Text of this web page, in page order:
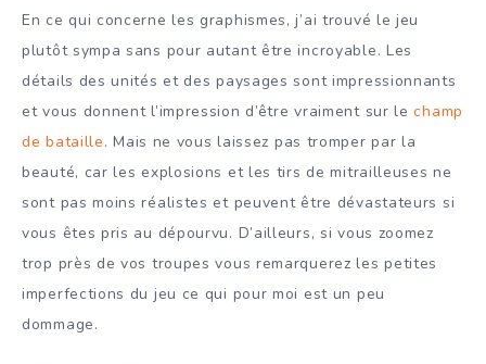
En ce qui concerne les graphismes, j’ai trouvé le jeu
plutôt sympa sans pour autant être incroyable. Les
détails des unités et des paysages sont impressionnants
et vous donnent l’impression d’être vraiment sur lechamp
de bataille. Mais ne vous laissez pas tromper par la
beauté, car les explosions et les tirs de mitrailleuses ne
sont pas moins réalistes et peuvent être dévastateurs si
vous êtes pris au dépourvu. D’ailleurs, si vous zoomez
trop près de vos troupes vous remarquerez les petites
imperfections du jeu ce qui pour moi est un peu
dommage.